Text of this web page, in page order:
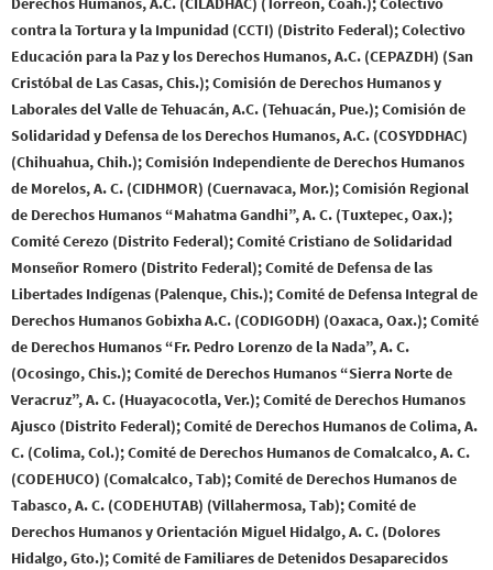
contra la Tortura y la Impunidad (CCTI) (Distrito Federal); Colectivo
Educación para la Paz y los Derechos Humanos, A.C. (CEPAZDH) (San
Cristóbal de Las Casas, Chis.); Comisión de Derechos Humanos y
Laborales del Valle de Tehuacán, A.C. (Tehuacán, Pue.); Comisión de
Solidaridad y Defensa de los Derechos Humanos, A.C. (COSYDDHAC)
(Chihuahua, Chih.); Comisión Independiente de Derechos Humanos
de Morelos, A. C. (CIDHMOR) (Cuernavaca, Mor.); Comisión Regional
de Derechos Humanos “Mahatma Gandhi”, A. C. (Tuxtepec, Oax.);
Comité Cerezo (Distrito Federal); Comité Cristiano de Solidaridad
Monseñor Romero (Distrito Federal); Comité de Defensa de las
Libertades Indígenas (Palenque, Chis.); Comité de Defensa Integral de
Derechos Humanos Gobixha A.C. (CODIGODH) (Oaxaca, Oax.); Comité
de Derechos Humanos “Fr. Pedro Lorenzo de la Nada”, A. C.
(Ocosingo, Chis.); Comité de Derechos Humanos “Sierra Norte de
Veracruz”, A. C. (Huayacocotla, Ver.); Comité de Derechos Humanos
Ajusco (Distrito Federal); Comité de Derechos Humanos de Colima, A.
C. (Colima, Col.); Comité de Derechos Humanos de Comalcalco, A. C.
(CODEHUCO) (Comalcalco, Tab); Comité de Derechos Humanos de
Tabasco, A. C. (CODEHUTAB) (Villahermosa, Tab); Comité de
Derechos Humanos y Orientación Miguel Hidalgo, A. C. (Dolores
Hidalgo, Gto.); Comité de Familiares de Detenidos Desaparecidos